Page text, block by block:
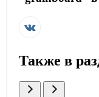
Также в